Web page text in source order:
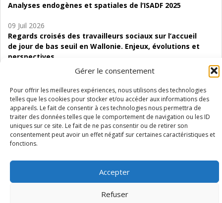
Gérer le consentement
Pour offrir les meilleures expériences, nous utilisons des technologies
telles que les cookies pour stocker et/ou accéder aux informations des
appareils. Le fait de consentir à ces technologies nous permettra de
traiter des données telles que le comportement de navigation ou les ID
uniques sur ce site. Le fait de ne pas consentir ou de retirer son
consentement peut avoir un effet négatif sur certaines caractéristiques et
fonctions.
Accepter
Refuser
Analyses endogènes et spatiales de l’ISADF 2025
09 Juil 2026
Regards croisés des travailleurs sociaux sur l’accueil
de jour de bas seuil en Wallonie. Enjeux, évolutions et
perspectives
Étude d’évaluabilité des Structures
d’accompagnement à l’autocréation d’emploi (SAACE)
01 Juil 2026
Pénurie du personnel infirmier :quels indicateurs
d’offre de soins pour comprendre la situation en
Wallonie ?